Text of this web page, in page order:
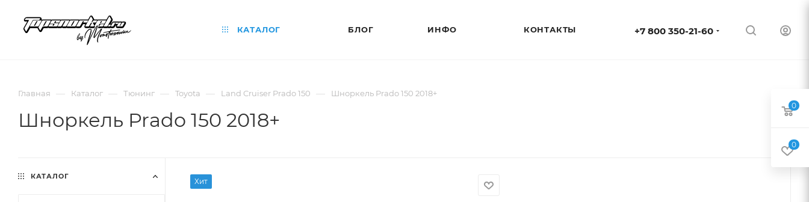
+7 800 350-21-60
КАТАЛОГ БЛОГ ИНФО КОНТАКТЫ
Главная — Каталог — Тюнинг — Toyota — Land Cruiser Prado 150 — Шноркель Prado 150 2018+
Шноркель Prado 150 2018+
Хит
КАТАЛОГ
0
0